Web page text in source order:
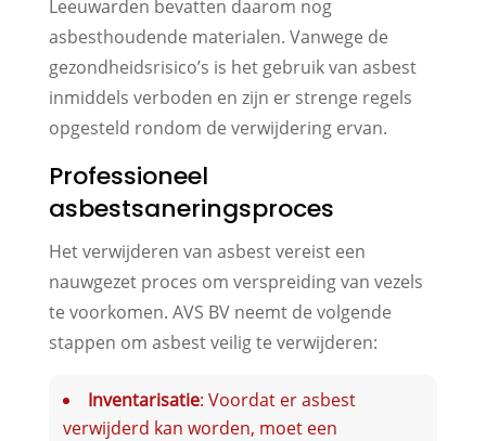
Leeuwarden bevatten daarom nog
asbesthoudende materialen. Vanwege de
gezondheidsrisico’s is het gebruik van asbest
inmiddels verboden en zijn er strenge regels
opgesteld rondom de verwijdering ervan.
Professioneel
asbestsaneringsproces
Het verwijderen van asbest vereist een
nauwgezet proces om verspreiding van vezels
te voorkomen. AVS BV neemt de volgende
stappen om asbest veilig te verwijderen:
Inventarisatie: Voordat er asbest
verwijderd kan worden, moet een